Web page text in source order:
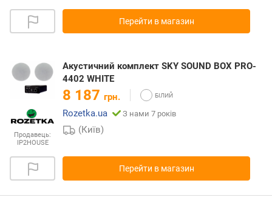
Перейти в магазин
Продавець:
IP2HOUSE
Акустичний комплект SKY SOUND BOX PRO-
4402 WHITE
8 187 грн.
Rozetka.ua
З нами 7 років
(Київ)
Перейти в магазин